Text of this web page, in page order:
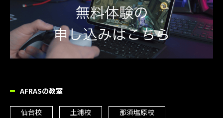
AFRASの教室
仙台校 土浦校
那須塩原校